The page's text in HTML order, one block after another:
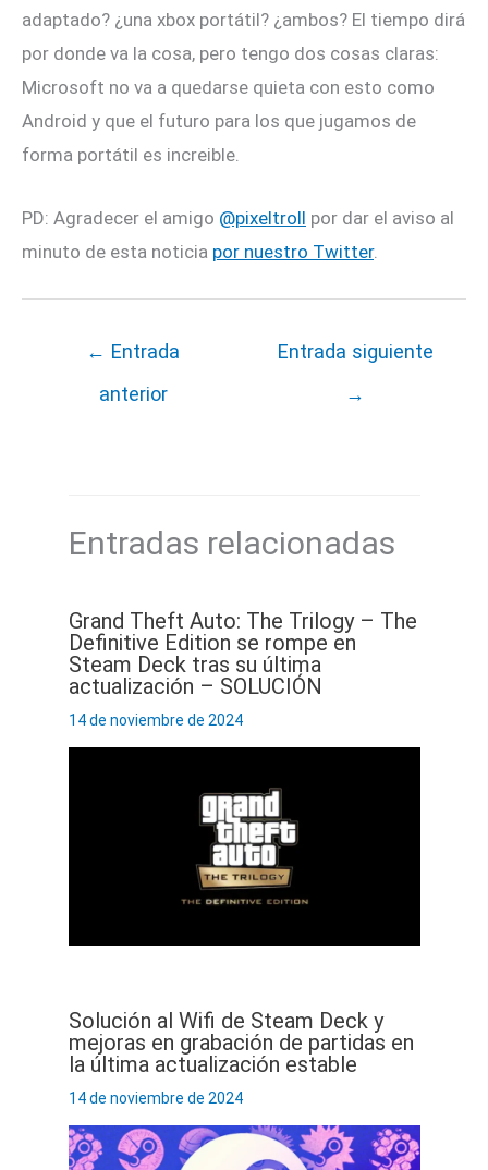
adaptado? ¿una xbox portátil? ¿ambos? El tiempo dirá
por donde va la cosa, pero tengo dos cosas claras:
Microsoft no va a quedarse quieta con esto como
Android y que el futuro para los que jugamos de
forma portátil es increible.
PD: Agradecer el amigo @pixeltroll por dar el aviso al
minuto de esta noticia por nuestro Twitter.
← Entrada
anterior
Entrada siguiente
→
Entradas relacionadas
Grand Theft Auto: The Trilogy – The
Definitive Edition se rompe en
Steam Deck tras su última
actualización – SOLUCIÓN
14 de noviembre de 2024
Solución al Wifi de Steam Deck y
mejoras en grabación de partidas en
la última actualización estable
14 de noviembre de 2024